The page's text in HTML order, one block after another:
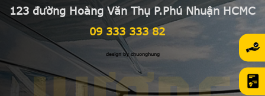
123 đường Hoàng Văn Thụ P.Phú Nhuận HCMC
09 333 333 82
design by chuonghung